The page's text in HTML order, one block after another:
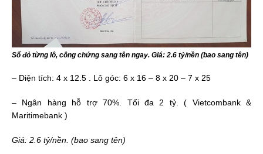
Sổ đỏ từng lô, công chứng sang tên ngay. Giá: 2.6 tỷ/nền (bao sang tên)
– Diện tích: 4 x 12.5 . Lô góc: 6 x 16 – 8 x 20 – 7 x 25
– Ngân hàng hỗ trợ 70%. Tối đa 2 tỷ. ( Vietcombank &
Maritimebank )
Giá: 2.6 tỷ/nền. (bao sang tên)